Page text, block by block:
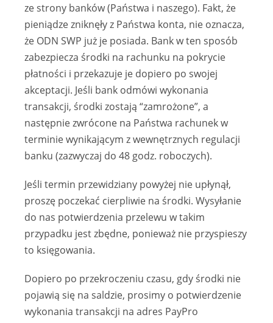
ze strony banków (Państwa i naszego). Fakt, że
pieniądze zniknęły z Państwa konta, nie oznacza,
że ODN SWP już je posiada. Bank w ten sposób
zabezpiecza środki na rachunku na pokrycie
płatności i przekazuje je dopiero po swojej
akceptacji. Jeśli bank odmówi wykonania
transakcji, środki zostają “zamrożone”, a
następnie zwrócone na Państwa rachunek w
terminie wynikającym z wewnętrznych regulacji
banku (zazwyczaj do 48 godz. roboczych).
Jeśli termin przewidziany powyżej nie upłynął,
proszę poczekać cierpliwie na środki. Wysyłanie
do nas potwierdzenia przelewu w takim
przypadku jest zbędne, ponieważ nie przyspieszy
to księgowania.
Dopiero po przekroczeniu czasu, gdy środki nie
pojawią się na saldzie, prosimy o potwierdzenie
wykonania transakcji na adres PayPro